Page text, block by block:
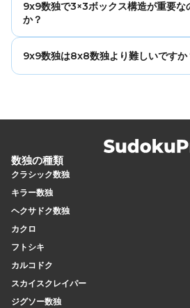
各列・各ボックスにちょうど1回ずつ
数独のあらゆる解法テクニックに対応
会で使われる標準形式です。
あります。一般的なEasyパズルでは
が埋まっており、39〜45マスが空欄
が必要になります。
9x9数独で3×3ボックス構造が重要な
か？
ど3マスずつ交差する、完全に均衡し
ます。この対称性によって、指し示
は、長方形ボックスのグリッドでは
弱いテクニックです。
9x9数独は8x8数独より難しいですか
推論連鎖を含むことが多いです。こ
ドが多様な多単位パターンを支えられ
数独の種類
クラシック数独
キラー数独
ヘクサドク数独
カクロ
フトシキ
カルコドク
スカイスクレイパー
ジグソー数独